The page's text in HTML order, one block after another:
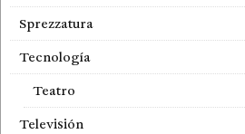
Sprezzatura
Tecnología
Teatro
Televisión